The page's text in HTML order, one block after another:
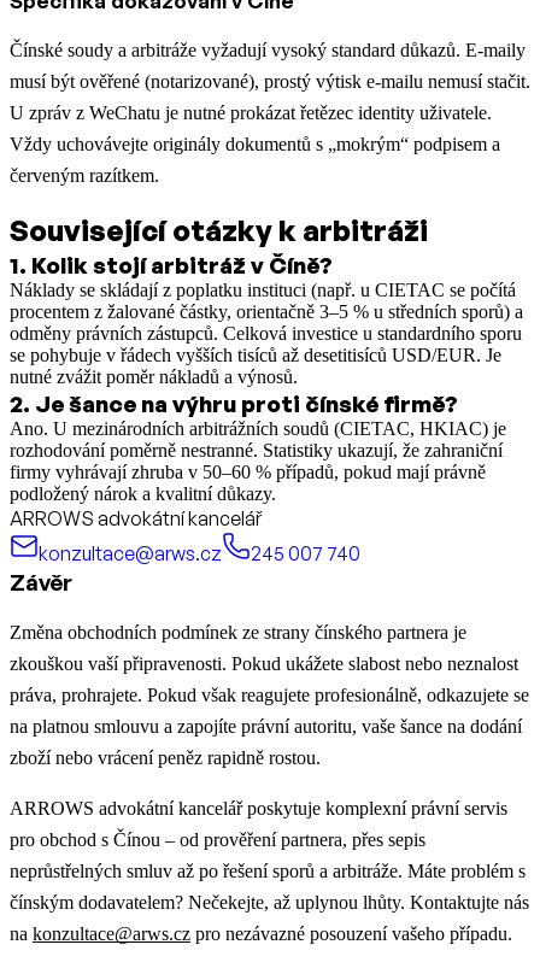
Čínské soudy a arbitráže vyžadují vysoký standard důkazů. E-maily
musí být ověřené (notarizované), prostý výtisk e-mailu nemusí stačit.
U zpráv z WeChatu je nutné prokázat řetězec identity uživatele.
Vždy uchovávejte originály dokumentů s „mokrým“ podpisem a
červeným razítkem.
Související otázky k arbitráži
1. Kolik stojí arbitráž v Číně?
Náklady se skládají z poplatku instituci (např. u CIETAC se počítá
procentem z žalované částky, orientačně 3–5 % u středních sporů) a
odměny právních zástupců. Celková investice u standardního sporu
se pohybuje v řádech vyšších tisíců až desetitisíců USD/EUR. Je
nutné zvážit poměr nákladů a výnosů.
2. Je šance na výhru proti čínské firmě?
Ano. U mezinárodních arbitrážních soudů (CIETAC, HKIAC) je
rozhodování poměrně nestranné. Statistiky ukazují, že zahraniční
firmy vyhrávají zhruba v 50–60 % případů, pokud mají právně
podložený nárok a kvalitní důkazy.
ARROWS advokátní kancelář
konzultace@arws.cz
245 007 740
Závěr
Změna obchodních podmínek ze strany čínského partnera je
zkouškou vaší připravenosti. Pokud ukážete slabost nebo neznalost
práva, prohrajete. Pokud však reagujete profesionálně, odkazujete se
na platnou smlouvu a zapojíte právní autoritu, vaše šance na dodání
zboží nebo vrácení peněz rapidně rostou.
ARROWS advokátní kancelář poskytuje komplexní právní servis
pro obchod s Čínou – od prověření partnera, přes sepis
neprůstřelných smluv až po řešení sporů a arbitráže. Máte problém s
čínským dodavatelem? Nečekejte, až uplynou lhůty. Kontaktujte nás
na konzultace@arws.cz pro nezávazné posouzení vašeho případu.